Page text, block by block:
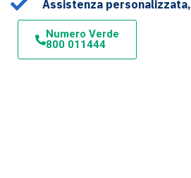
Assistenza personalizzata,
Numero Verde
800 011444